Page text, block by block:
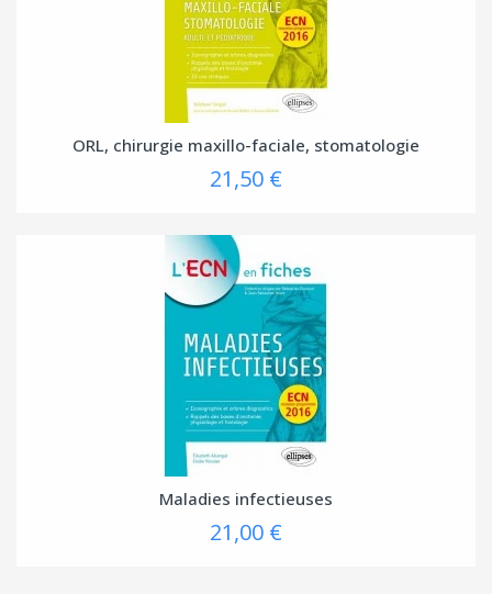
ORL, chirurgie maxillo-faciale, stomatologie
21,50 €
Maladies infectieuses
21,00 €